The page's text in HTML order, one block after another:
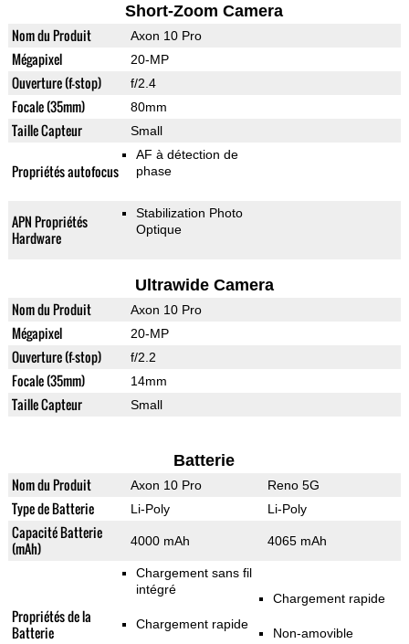
Short-Zoom Camera
Nom du Produit Axon 10 Pro
Mégapixel 20-MP
Ouverture (f-stop) f/2.4
Focale (35mm) 80mm
Taille Capteur Small
Propriétés autofocus
AF à détection de
phase
APN Propriétés
Hardware
Stabilization Photo
Optique
Ultrawide Camera
Nom du Produit Axon 10 Pro
Mégapixel 20-MP
Ouverture (f-stop) f/2.2
Focale (35mm) 14mm
Taille Capteur Small
Batterie
Nom du Produit Axon 10 Pro Reno 5G
Type de Batterie Li-Poly Li-Poly
Capacité Batterie
(mAh)
4000 mAh 4065 mAh
Propriétés de la
Batterie
Chargement sans fil
intégré
Chargement rapide
Chargement rapide
Non-amovible